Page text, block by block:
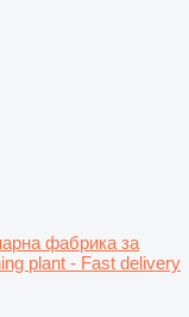
фабрика за
plant - Fast delivery